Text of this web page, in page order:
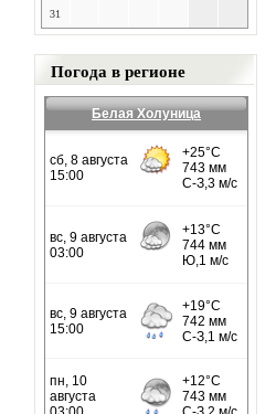
31
Погода в регионе
Белая Холуница